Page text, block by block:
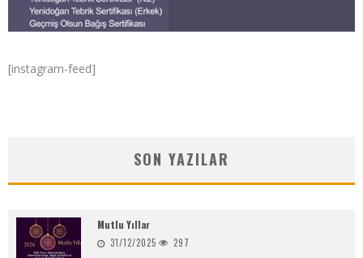
[instagram-feed]
SON YAZILAR
Mutlu Yıllar
31/12/2025 297